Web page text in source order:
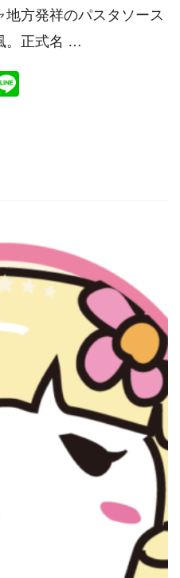
地方発祥のパスタソース
。正式名 …